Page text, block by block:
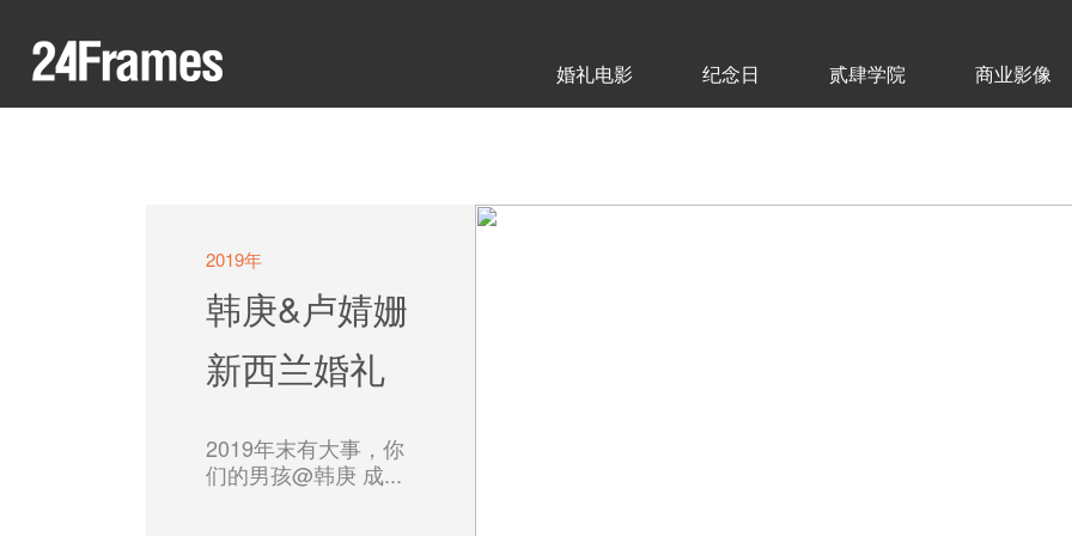
婚礼电影 纪念日 贰肆学院 商业影像
2019年
韩庚&卢婧姗
新西兰婚礼
2019年末有大事，你
们的男孩@韩庚 成...